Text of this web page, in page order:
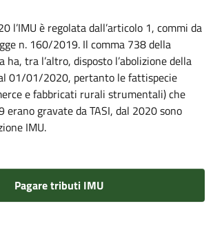
l’IMU è regolata dall’articolo 1, commi da
n. 160/2019. Il comma 738 della
tra l’altro, disposto l’abolizione della
01/01/2020, pertanto le fattispecie
e fabbricati rurali strumentali) che
gravate da TASI, dal 2020 sono
IMU.
Pagare tributi IMU